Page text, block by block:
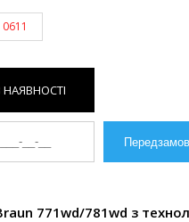
0611
771wd/781wd з